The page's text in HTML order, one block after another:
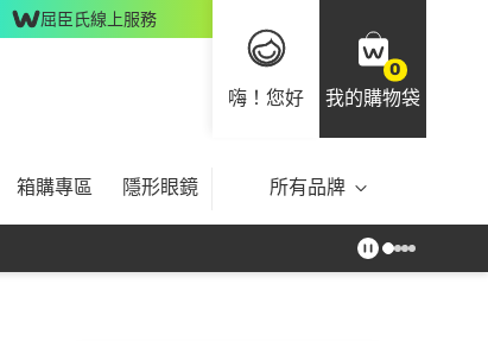
屈臣氏線上服務
嗨！您好
0
我的購物袋
箱購專區 隱形眼鏡 所有品牌